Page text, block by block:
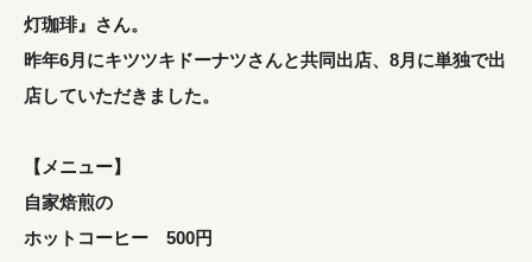
灯珈琲』さん。
昨年6月にキツツキドーナツさんと共同出店、8月に単独で出
店していただきました。
【メニュー】
自家焙煎の
ホットコーヒー 500円